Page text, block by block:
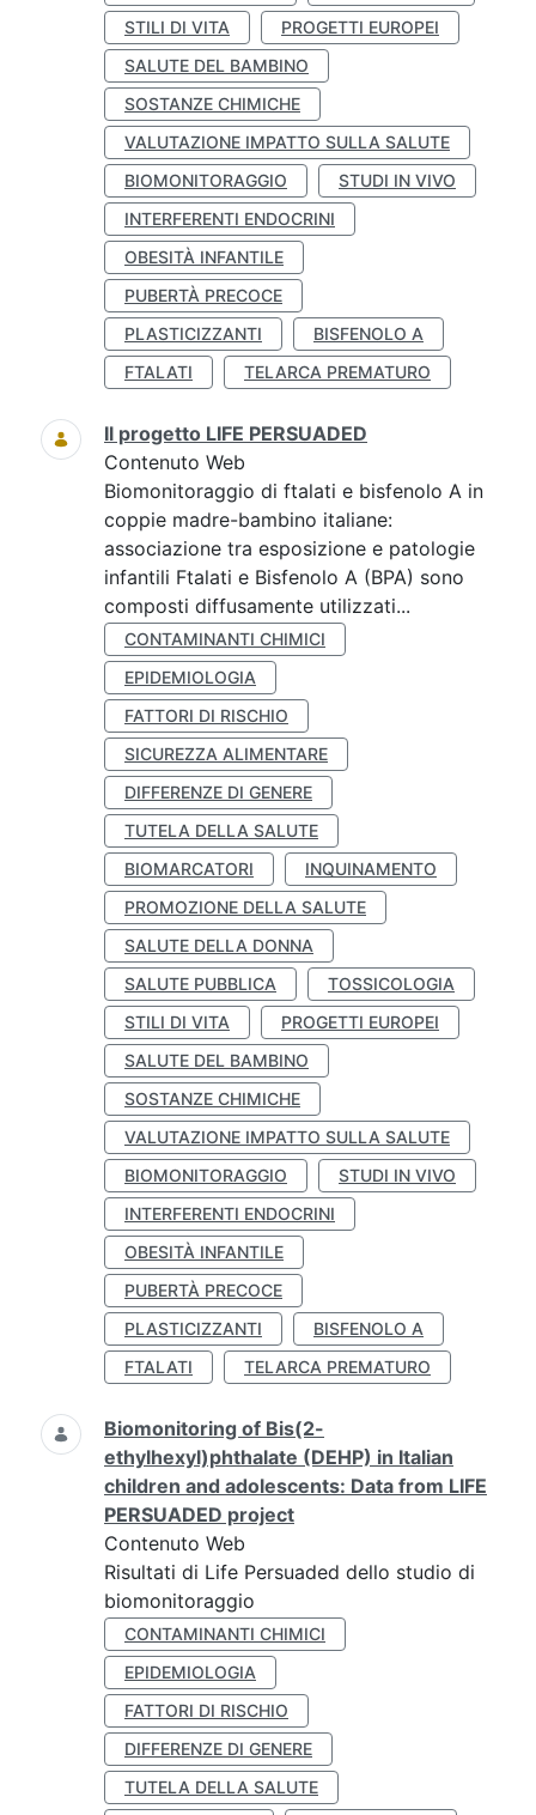
STILI DI VITA
PROGETTI EUROPEI
SALUTE DEL BAMBINO
SOSTANZE CHIMICHE
VALUTAZIONE IMPATTO SULLA SALUTE
BIOMONITORAGGIO
STUDI IN VIVO
INTERFERENTI ENDOCRINI
OBESITÀ INFANTILE
PUBERTÀ PRECOCE
PLASTICIZZANTI
BISFENOLO A
FTALATI
TELARCA PREMATURO
Il progetto LIFE PERSUADED
Contenuto Web
Biomonitoraggio di ftalati e bisfenolo A in
coppie madre-bambino italiane:
associazione tra esposizione e patologie
infantili Ftalati e Bisfenolo A (BPA) sono
composti diffusamente utilizzati...
CONTAMINANTI CHIMICI
EPIDEMIOLOGIA
FATTORI DI RISCHIO
SICUREZZA ALIMENTARE
DIFFERENZE DI GENERE
TUTELA DELLA SALUTE
BIOMARCATORI
INQUINAMENTO
PROMOZIONE DELLA SALUTE
SALUTE DELLA DONNA
SALUTE PUBBLICA
TOSSICOLOGIA
STILI DI VITA
PROGETTI EUROPEI
SALUTE DEL BAMBINO
SOSTANZE CHIMICHE
VALUTAZIONE IMPATTO SULLA SALUTE
BIOMONITORAGGIO
STUDI IN VIVO
INTERFERENTI ENDOCRINI
OBESITÀ INFANTILE
PUBERTÀ PRECOCE
PLASTICIZZANTI
BISFENOLO A
FTALATI
TELARCA PREMATURO
Biomonitoring of Bis(2-
ethylhexyl)phthalate (DEHP) in Italian
children and adolescents: Data from LIFE
PERSUADED project
Contenuto Web
Risultati di Life Persuaded dello studio di
biomonitoraggio
CONTAMINANTI CHIMICI
EPIDEMIOLOGIA
FATTORI DI RISCHIO
DIFFERENZE DI GENERE
TUTELA DELLA SALUTE